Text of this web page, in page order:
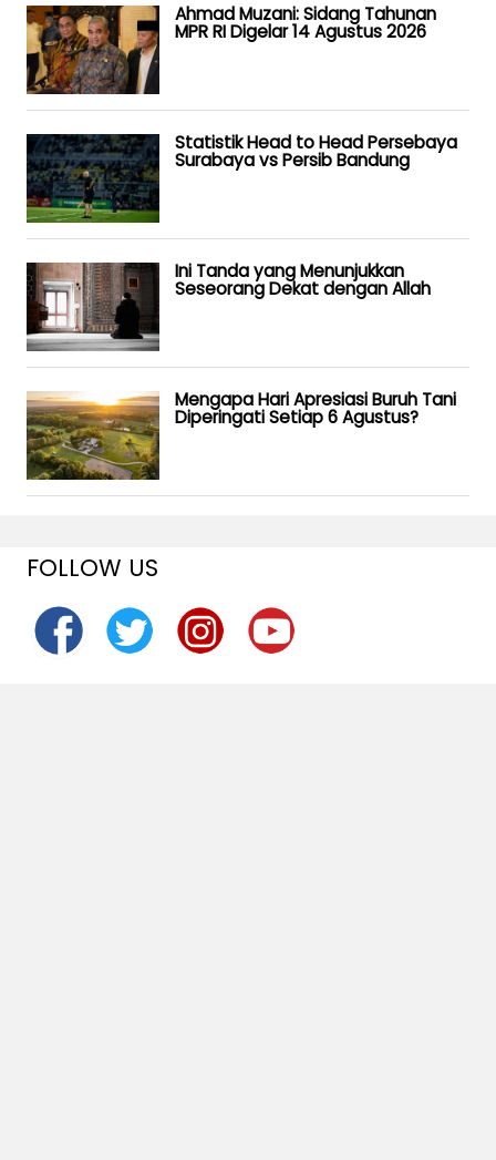
Ahmad Muzani: Sidang Tahunan
MPR RI Digelar 14 Agustus 2026
Statistik Head to Head Persebaya
Surabaya vs Persib Bandung
Ini Tanda yang Menunjukkan
Seseorang Dekat dengan Allah
Mengapa Hari Apresiasi Buruh Tani
Diperingati Setiap 6 Agustus?
FOLLOW US